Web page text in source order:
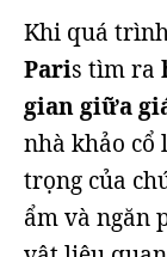
Khi quá
Paris tìm ra
gian giữa
nhà khảo cổ
trọng của
ẩm và ngăn